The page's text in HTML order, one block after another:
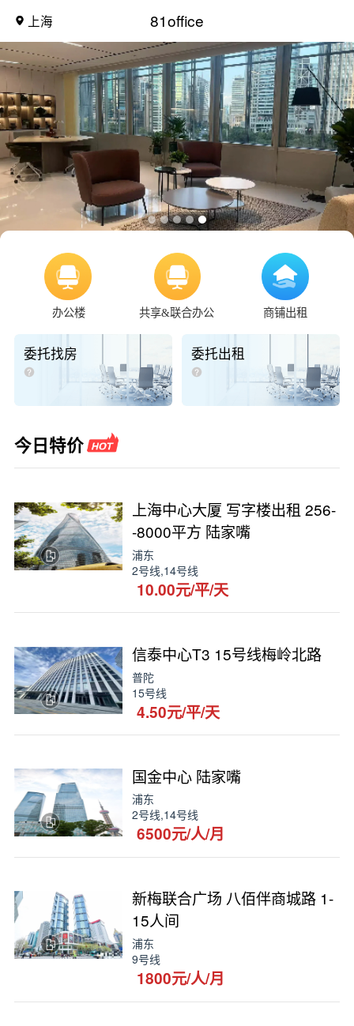
上海 81office
办公楼 共享&联合办公 商铺出租
委托找房 委托出租
今日特价
上海中心大厦 写字楼出租 256-
-8000平方 陆家嘴
浦东
2号线,14号线
10.00元/平/天
信泰中心T3 15号线梅岭北路
普陀
15号线
4.50元/平/天
国金中心 陆家嘴
浦东
2号线,14号线
6500元/人/月
新梅联合广场 八佰伴商城路 1-
15人间
浦东
9号线
1800元/人/月